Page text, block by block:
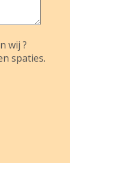
wij ?
spaties.